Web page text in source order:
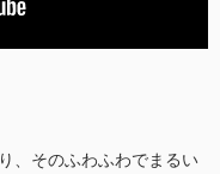
、そのふわふわでまるい